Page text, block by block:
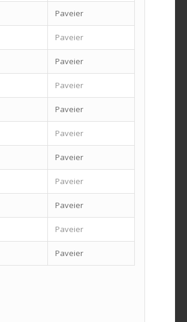
Paveier
Paveier
Paveier
Paveier
Paveier
Paveier
Paveier
Paveier
Paveier
Paveier
Paveier